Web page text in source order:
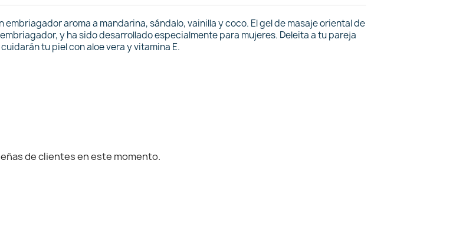
aroma a mandarina, sándalo, vainilla y coco. El gel de masaje oriental de
y ha sido desarrollado especialmente para mujeres. Deleita a tu pareja
tu piel con aloe vera y vitamina E.
de clientes en este momento.